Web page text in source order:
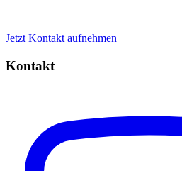
Jetzt Kontakt aufnehmen
Kontakt